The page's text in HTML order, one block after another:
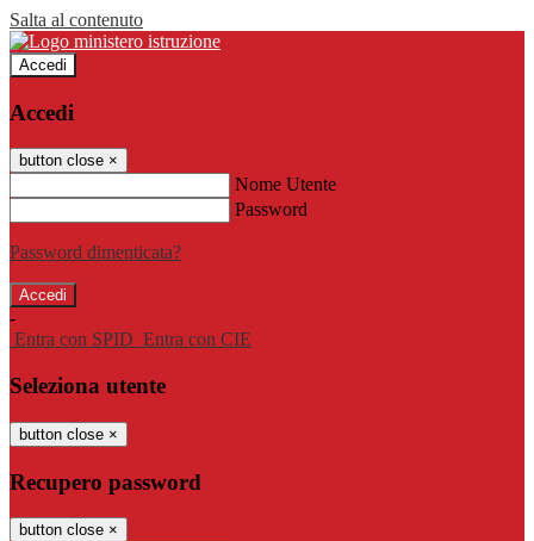
Salta al contenuto
Accedi
Accedi
button close ×
Nome Utente
Password
Password dimenticata?
-
Entra con SPID Entra con CIE
Seleziona utente
button close ×
Recupero password
button close ×